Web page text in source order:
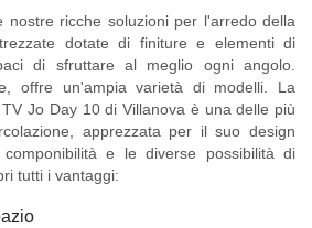
nostre ricche soluzioni per l'arredo della
dotate di finiture e elementi di
di sfruttare al meglio ogni angolo.
offre un'ampia varietà di modelli. La
Jo Day 10 di Villanova è una delle più
apprezzata per il suo design
e le diverse possibilità di
tutti i vantaggi: